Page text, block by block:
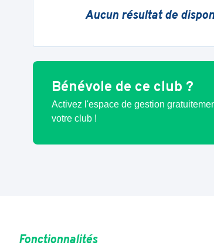
Aucun résultat de
Bénévole de ce club ?
Activez l'espace de gestion
votre club !
Fonctionnalités